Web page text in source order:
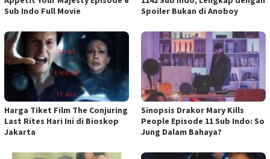
Sub Indo Full Movie
Spoiler Bukan di Anoboy
Harga Tiket Film The Conjuring
Last Rites Hari Ini di Bioskop
Jakarta
Sinopsis Drakor Mary Kills
People Episode 11 Sub Indo: So
Jung Dalam Bahaya?